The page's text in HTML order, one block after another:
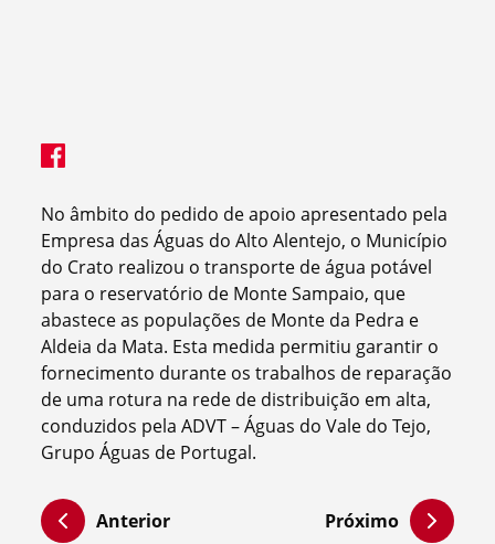
No âmbito do pedido de apoio apresentado pela
Empresa das Águas do Alto Alentejo, o Município
do Crato realizou o transporte de água potável
para o reservatório de Monte Sampaio, que
abastece as populações de Monte da Pedra e
Aldeia da Mata. Esta medida permitiu garantir o
fornecimento durante os trabalhos de reparação
de uma rotura na rede de distribuição em alta,
conduzidos pela ADVT – Águas do Vale do Tejo,
Grupo Águas de Portugal.
Anterior Próximo